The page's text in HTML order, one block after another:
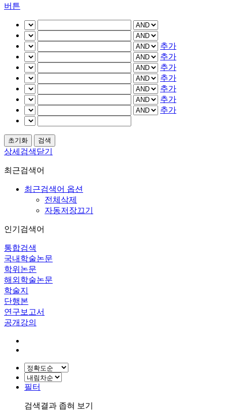
버튼
추가
추가
추가
추가
추가
추가
추가
상세검색닫기
최근검색어
최근검색어 옵션
전체삭제
자동저장끄기
인기검색어
통합검색
국내학술논문
학위논문
해외학술논문
학술지
단행본
연구보고서
공개강의
필터
검색결과 좁혀 보기